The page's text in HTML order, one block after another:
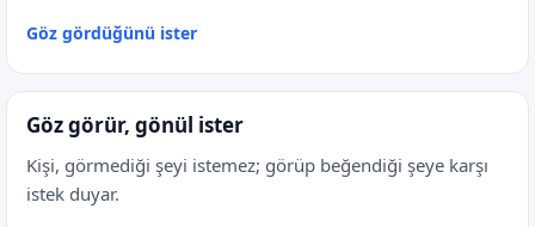
Göz gördüğünü ister
Göz görür, gönül ister
Kişi, görmediği şeyi istemez; görüp beğendiği şeye karşı
istek duyar.